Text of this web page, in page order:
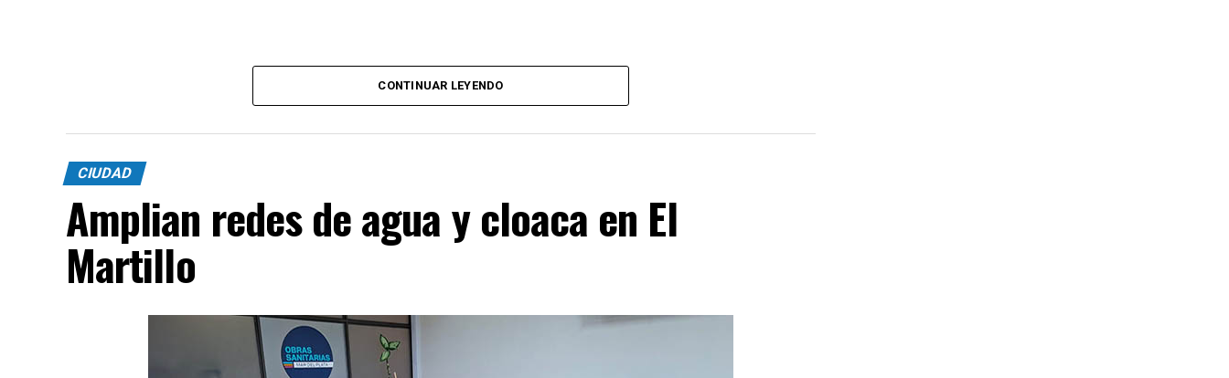
CONTINUAR LEYENDO
CIUDAD
Amplian redes de agua y cloaca en El
Martillo